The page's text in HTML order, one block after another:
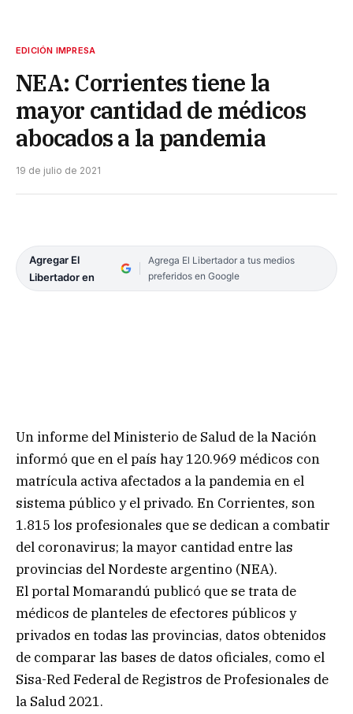
EDICIÓN IMPRESA
NEA: Corrientes tiene la
mayor cantidad de médicos
abocados a la pandemia
19 de julio de 2021
Agregar El
Libertador en
Agrega El Libertador a tus medios
preferidos en Google
Un informe del Ministerio de Salud de la Nación
informó que en el país hay 120.969 médicos con
matrícula activa afectados a la pandemia en el
sistema público y el privado. En Corrientes, son
1.815 los profesionales que se dedican a combatir
del coronavirus; la mayor cantidad entre las
provincias del Nordeste argentino (NEA).
El portal Momarandú publicó que se trata de
médicos de planteles de efectores públicos y
privados en todas las provincias, datos obtenidos
de comparar las bases de datos oficiales, como el
Sisa-Red Federal de Registros de Profesionales de
la Salud 2021.